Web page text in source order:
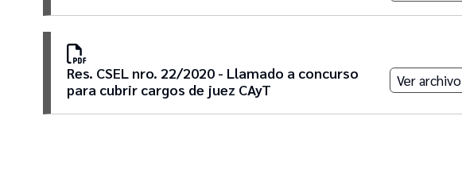
Res. CSEL nro. 22/2020 - Llamado a concurso
para cubrir cargos de juez CAyT
Ver archivo